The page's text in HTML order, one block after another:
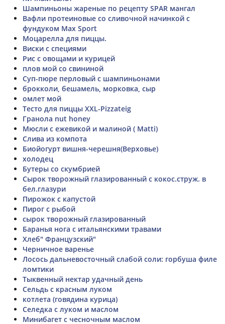
Шампиньоны жареные по рецепту SPAR мангал
Вафли протеиновые со сливочной начинкой с
фундуком Max Sport
Моцарелла для пиццы.
Виски с специями
Рис с овощами и курицей
плов мой со свининой
Суп-пюре перловый с шампиньонами
брокколи, бешамель, морковка, сыр
омлет мой
Тесто для пиццы XXL-Pizzateig
Гранола nut honey
Мюсли с ежевикой и малиной ( Matti)
Слива из компота
Биойогурт вишня-черешня(Верховье)
холодец
Бутеры со скумбрией
Сырок творожный глазированный с кокос.струж. в
бел.глазури
Пирожок с капустой
Пирог с рыбой
сырок творожный глазированный
Баранья нога с итальянскими травами
Хлеб" Французский"
Черничное варенье
Лосось дальневосточный слабой соли: горбуша филе
ломтики
Тыквенный нектар удачный день
Сельдь с красным луком
котлета (говядина курица)
Селедка с луком и маслом
Минибагет с чесночным маслом